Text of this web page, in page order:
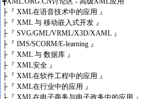
├ 『 XML在语音技术中的应用 』
├ 『 XML 与 移动嵌入式开发 』
├ 『 SVG/GML/VRML/X3D/XAML 』
├ 『 IMS/SCORM/E-learning 』
├ 『 XML 与 数据库 』
├ 『 XML安全 』
├ 『 XML在软件工程中的应用 』
├ 『 XML在行业中的应用 』
├ 『 XML在电子商务与电子政务中的应用 』